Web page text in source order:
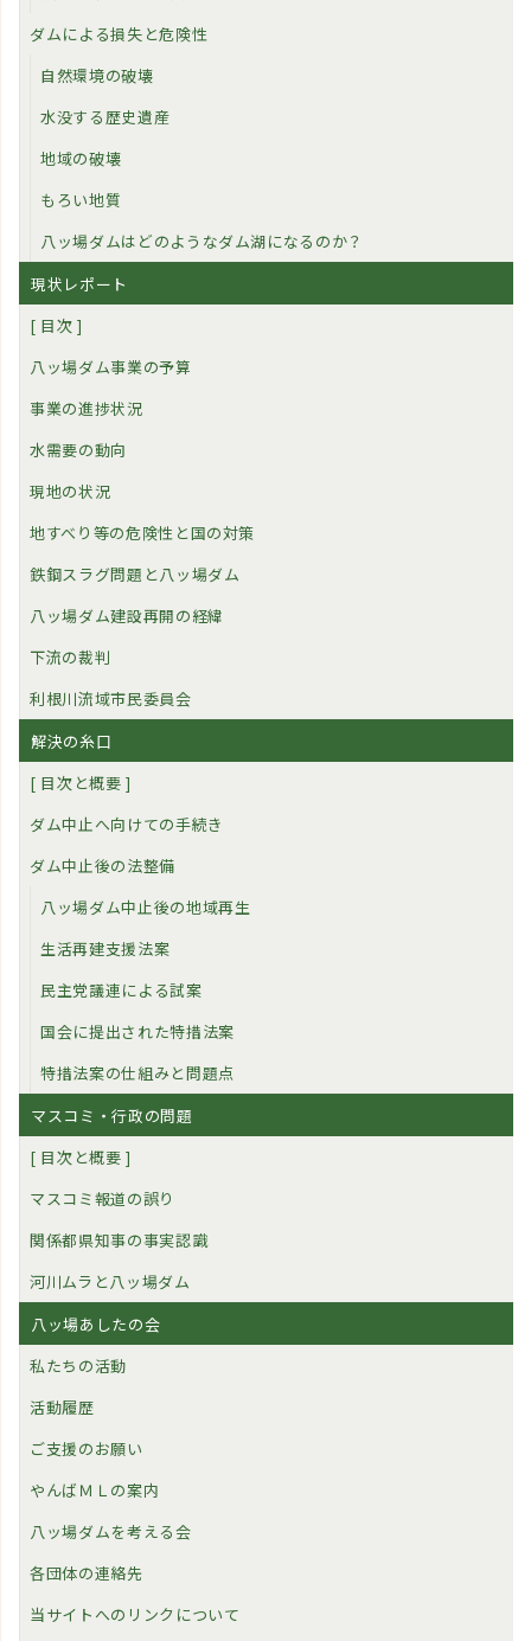
ダムによる損失と危険性
自然環境の破壊
水没する歴史遺産
地域の破壊
もろい地質
八ッ場ダムはどのようなダム湖になるのか？
現状レポート
[ 目次 ]
八ッ場ダム事業の予算
事業の進捗状況
水需要の動向
現地の状況
地すべり等の危険性と国の対策
鉄鋼スラグ問題と八ッ場ダム
八ッ場ダム建設再開の経緯
下流の裁判
利根川流域市民委員会
解決の糸口
[ 目次と概要 ]
ダム中止へ向けての手続き
ダム中止後の法整備
八ッ場ダム中止後の地域再生
生活再建支援法案
民主党議連による試案
国会に提出された特措法案
特措法案の仕組みと問題点
マスコミ・行政の問題
[ 目次と概要 ]
マスコミ報道の誤り
関係都県知事の事実認識
河川ムラと八ッ場ダム
八ッ場あしたの会
私たちの活動
活動履歴
ご支援のお願い
やんばＭＬの案内
八ッ場ダムを考える会
各団体の連絡先
当サイトへのリンクについて